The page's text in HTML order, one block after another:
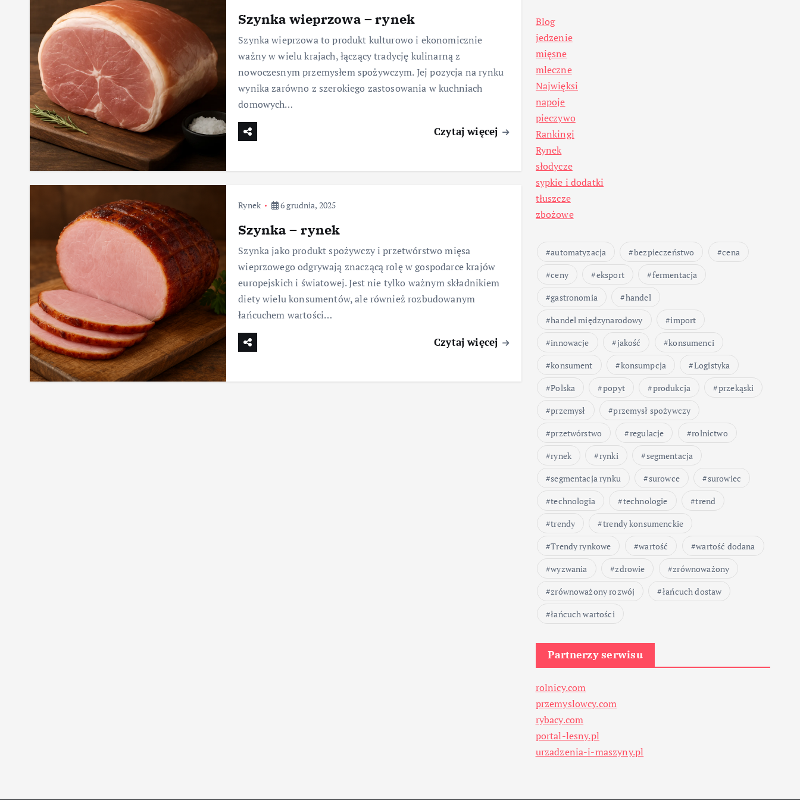
Szynka wieprzowa – rynek
Szynka wieprzowa to produkt kulturowo i ekonomicznie
ważny w wielu krajach, łączący tradycję kulinarną z
nowoczesnym przemysłem spożywczym. Jej pozycja na rynku
wynika zarówno z szerokiego zastosowania w kuchniach
domowych…
Czytaj więcej
Rynek 6 grudnia, 2025
Szynka – rynek
Szynka jako produkt spożywczy i przetwórstwo mięsa
wieprzowego odgrywają znaczącą rolę w gospodarce krajów
europejskich i światowej. Jest nie tylko ważnym składnikiem
diety wielu konsumentów, ale również rozbudowanym
łańcuchem wartości…
Czytaj więcej
Blog
jedzenie
mięsne
mleczne
Najwięksi
napoje
pieczywo
Rankingi
Rynek
słodycze
sypkie i dodatki
tłuszcze
zbożowe
automatyzacja bezpieczeństwo
cena
ceny
eksport
fermentacja
gastronomia
handel
handel międzynarodowy
import
innowacje
jakość
konsumenci
konsument
konsumpcja
Logistyka
Polska
popyt produkcja
przekąski
przemysł
przemysł spożywczy
przetwórstwo
regulacje
rolnictwo
rynek
rynki
segmentacja
segmentacja rynku
surowce
surowiec
technologia
technologie
trend
trendy
trendy konsumenckie
Trendy rynkowe
wartość
wartość dodana
wyzwania
zdrowie
zrównoważony
zrównoważony rozwój
łańcuch dostaw
łańcuch wartości
Partnerzy serwisu
rolnicy.com
przemyslowcy.com
rybacy.com
portal-lesny.pl
urzadzenia-i-maszyny.pl